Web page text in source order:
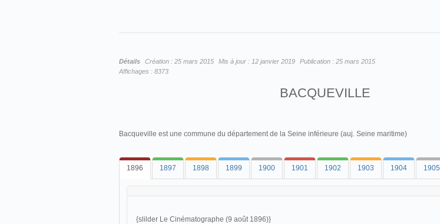
Détails Création : 25 mars 2015 Mis à jour : 12 janvier 2019 Publication : 25 mars 2015
Affichages : 8373
BACQUEVILLE
Bacqueville est une commune du département de la Seine inférieure (auj. Seine maritime)
1896 1897 1898 1899 1900 1901 1902 1903 1904 1905
{slilder Le Cinématographe (9 août 1896)}